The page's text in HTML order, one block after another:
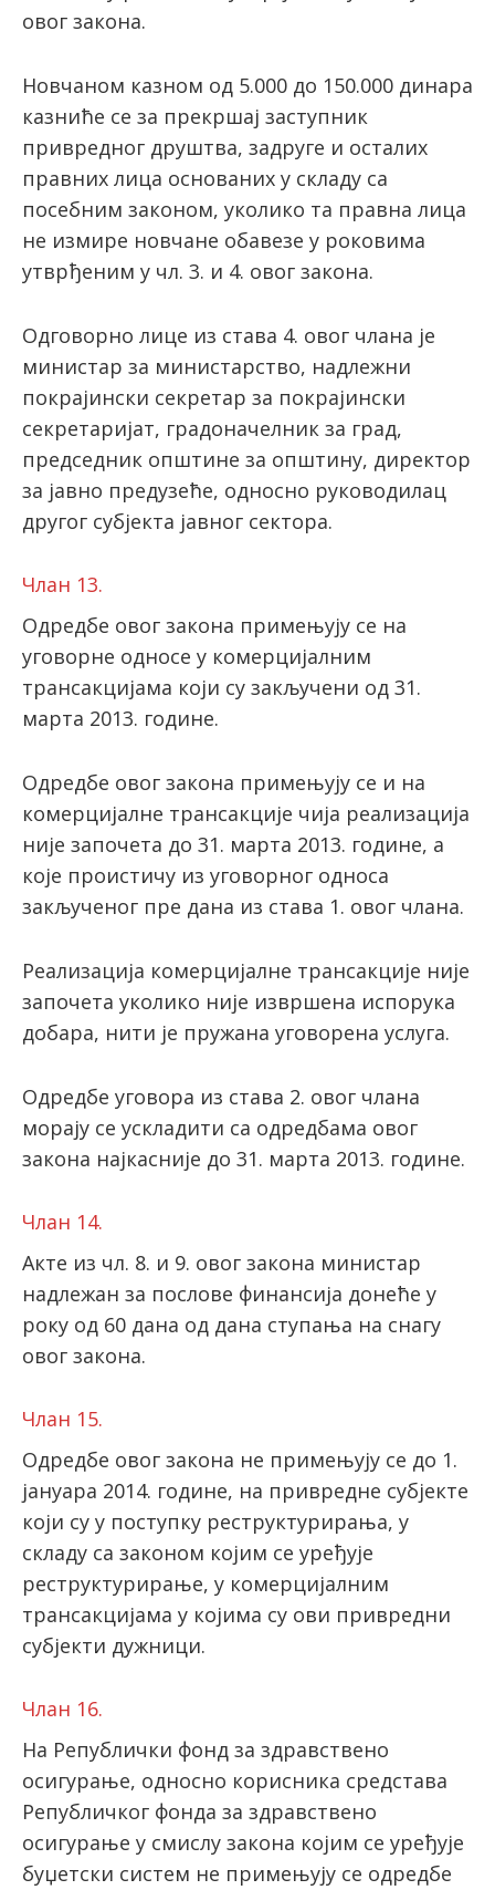
овог закона.
Новчаном казном од 5.000 до 150.000 динара
казниће се за прекршај заступник
привредног друштва, задруге и осталих
правних лица основаних у складу са
посебним законом, уколико та правна лица
не измире новчане обавезе у роковима
утврђеним у чл. 3. и 4. овог закона.
Одговорно лице из става 4. овог члана је
министар за министарство, надлежни
покрајински секретар за покрајински
секретаријат, градоначелник за град,
председник општине за општину, директор
за јавно предузеће, односно руководилац
другог субјекта јавног сектора.
Члан 13.
Одредбе овог закона примењују се на
уговорне односе у комерцијалним
трансакцијама који су закључени од 31.
марта 2013. године.
Одредбе овог закона примењују се и на
комерцијалне трансакције чија реализација
није започета до 31. марта 2013. године, а
које проистичу из уговорног односа
закљученог пре дана из става 1. овог члана.
Реализација комерцијалне трансакције није
започета уколико није извршена испорука
добара, нити је пружана уговорена услуга.
Одредбе уговора из става 2. овог члана
морају се ускладити са одредбама овог
закона најкасније до 31. марта 2013. године.
Члан 14.
Акте из чл. 8. и 9. овог закона министар
надлежан за послове финансија донеће у
року од 60 дана од дана ступања на снагу
овог закона.
Члан 15.
Одредбе овог закона не примењују се до 1.
јануара 2014. године, на привредне субјекте
који су у поступку реструктурирања, у
складу са законом којим се уређује
реструктурирање, у комерцијалним
трансакцијама у којима су ови привредни
субјекти дужници.
Члан 16.
На Републички фонд за здравствено
осигурање, односно корисника средстава
Републичког фонда за здравствено
осигурање у смислу закона којим се уређује
буџетски систем не примењују се одредбе